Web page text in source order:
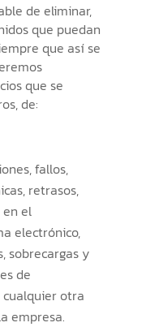
de eliminar,
que puedan
que así se
que se
de:
fallos,
retrasos,
en el
electrónico,
sobrecargas y
de
otra
empresa.